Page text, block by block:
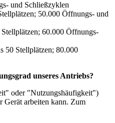
und Schließzyklen
50.000 Öffnungs- und
60.000 Öffnungs-
50 Stellplätzen; 80.000
unseres Antriebs?
oder "Nutzungshäufigkeit")
Gerät arbeiten kann. Zum